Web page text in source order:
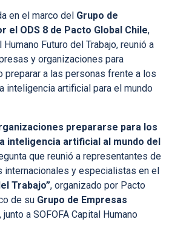
en el marco del Grupo de
el ODS 8 de Pacto Global Chile,
Humano Futuro del Trabajo, reunió a
y organizaciones para
preparar a las personas frente a los
inteligencia artificial para el mundo
prepararse para los
inteligencia artificial al mundo del
que reunió a representantes de
internacionales y especialistas en el
Trabajo”, organizado por Pacto
de su Grupo de Empresas
, junto a SOFOFA Capital Humano